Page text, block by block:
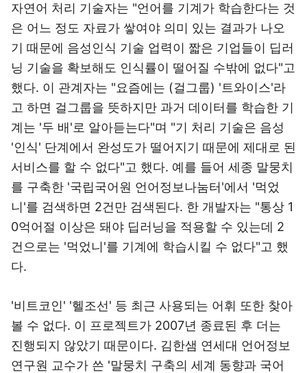
자연어 처리 기술자는 "언어를 기계가 학습한다는 것
은 어느 정도 자료가 쌓여야 의미 있는 결과가 나오
기 때문에 음성인식 기술 업력이 짧은 기업들이 딥러
닝 기술을 확보해도 인식률이 떨어질 수밖에 없다"고
했다. 이 관계자는 "요즘에는 (걸그룹) '트와이스'라
고 하면 걸그룹을 뜻하지만 과거 데이터를 학습한 기
계는 '두 배'로 알아듣는다"며 "기 처리 기술은 음성
'인식' 단계에서 완성도가 떨어지기 때문에 제대로 된
서비스를 할 수 없다"고 했다. 예를 들어 세종 말뭉치
를 구축한 '국립국어원 언어정보나눔터'에서 '먹었
니'를 검색하면 2건만 검색된다. 한 개발자는 "통상 1
0억어절 이상은 돼야 딥러닝을 적용할 수 있는데 2
건으로는 '먹었니'를 기계에 학습시킬 수 없다"고 했
다.
'비트코인' '헬조선' 등 최근 사용되는 어휘 또한 찾아
볼 수 없다. 이 프로젝트가 2007년 종료된 후 더는
진행되지 않았기 때문이다. 김한샘 연세대 언어정보
연구원 교수가 쓴 '말뭉치 구축의 세계 동향과 국어